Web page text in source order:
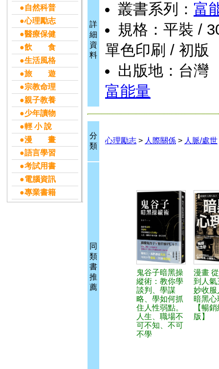
●自然科普
●心理勵志
●醫療保健
●飲 食
●生活風格
●旅 遊
●宗教命理
●親子教養
●少年讀物
●輕 小 說
●漫 畫
●語言學習
●考試用書
●電腦資訊
●專業書籍
詳
細
資
料
叢書系列： 富
規格：平裝 /
單色印刷 / 初版
出版地：台灣
富能量
分
類
心理勵志 > 人際關係 > 人脈/處世
同
類
書
推
薦
鬼谷子暗黑操
縱術：教你學
談判、學謀
略、學如何抓
住人性弱點。
人生、職場不
可不知、不可
不學
漫畫
到人氣
妙收服
暗黑心
【暢
版】